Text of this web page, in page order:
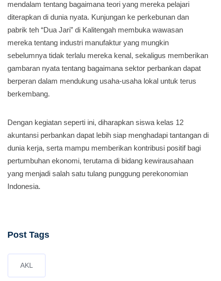
mendalam tentang bagaimana teori yang mereka pelajari
diterapkan di dunia nyata. Kunjungan ke perkebunan dan
pabrik teh “Dua Jari” di Kalitengah membuka wawasan
mereka tentang industri manufaktur yang mungkin
sebelumnya tidak terlalu mereka kenal, sekaligus memberikan
gambaran nyata tentang bagaimana sektor perbankan dapat
berperan dalam mendukung usaha-usaha lokal untuk terus
berkembang.
Dengan kegiatan seperti ini, diharapkan siswa kelas 12
akuntansi perbankan dapat lebih siap menghadapi tantangan di
dunia kerja, serta mampu memberikan kontribusi positif bagi
pertumbuhan ekonomi, terutama di bidang kewirausahaan
yang menjadi salah satu tulang punggung perekonomian
Indonesia.
Post Tags
AKL